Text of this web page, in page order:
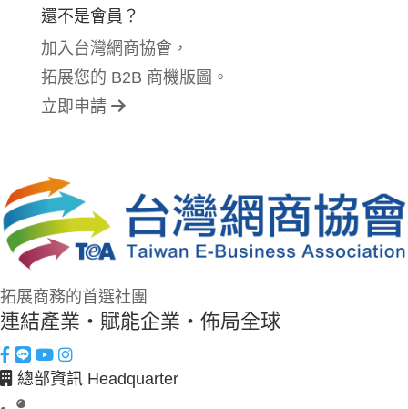
還不是會員？
加入台灣網商協會，
拓展您的 B2B 商機版圖。
立即申請
拓展商務的首選社團
連結產業・賦能企業・佈局全球
總部資訊 Headquarter